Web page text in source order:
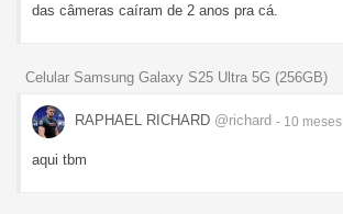
das câmeras caíram de 2 anos pra cá.
Celular Samsung Galaxy S25 Ultra 5G (256GB)
RAPHAEL RICHARD @richard - 10 meses
aqui tbm